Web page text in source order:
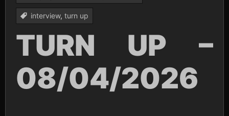
interview, turn up
TURN UP –
08/04/2026